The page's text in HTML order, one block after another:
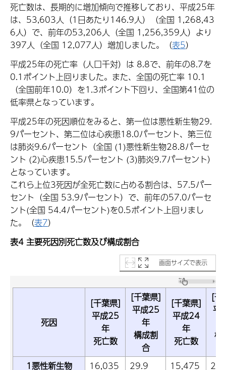
死亡数は、長期的に増加傾向で推移しており、平成25年
は、53,603人（1日あたり146.9人）（全国 1,268,43
6人）で、前年の53,206人（全国 1,256,359人）より
397人（全国 12,077人）増加しました。（表5）
平成25年の死亡率（人口千対）は 8.8で、前年の8.7を
0.1ポイント上回りました。また、全国の死亡率 10.1
（全国前年10.0）を1.3ポイント下回り、全国第41位の
低率県となっています。
平成25年の死因順位をみると、第一位は悪性新生物29.
9パーセント、第二位は心疾患18.0パーセント、第三位
は肺炎9.6パーセント（全国 (1)悪性新生物28.8パーセ
ント (2)心疾患15.5パーセント (3)肺炎9.7パーセント）
となっています。
これら上位3死因が全死亡数に占める割合は、57.5パー
セント（全国 53.9パーセント）で、前年の57.0パーセ
ント(全国 54.4パーセント)を0.5ポイント上回りまし
た。（表7）
表4 主要死因別死亡数及び構成割合
画面サイズで表示
死因
[千葉県]
平成25
年
死亡数
[千葉県]
平成25
年
構成割
合
[千葉県]
平成24
年
死亡数
[千
平
構
1悪性新生物
16,035 29.9 15,475